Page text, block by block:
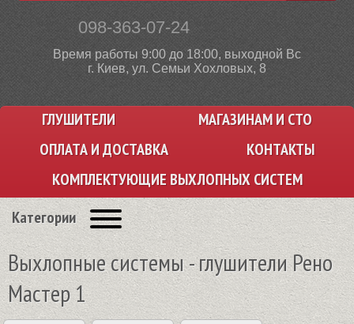
098-363-07-24
Время работы 9:00 до 18:00, выходной Вс
г. Киев, ул. Семьи Хохловых, 8
ГЛУШИТЕЛИ
МАГАЗИНАМ И СТО
ОПЛАТА И ДОСТАВКА
КОНТАКТЫ
КОМПЛЕКТУЮЩИЕ ВЫХЛОПНЫХ СИСТЕМ
Категории
Выхлопные системы - глушители Рено
Мастер 1